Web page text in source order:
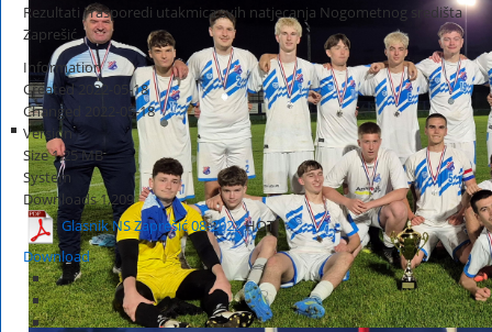
Rezultati i rasporedi utakmica svih natjecanja Nogometnog središta
Zaprešić
Information
Created
2022-05-18
Changed
2022-05-18
Version
Size1.25 MB
System
Downloads1,209
Glasnik NS Zaprešić 08-2022HOT
Download